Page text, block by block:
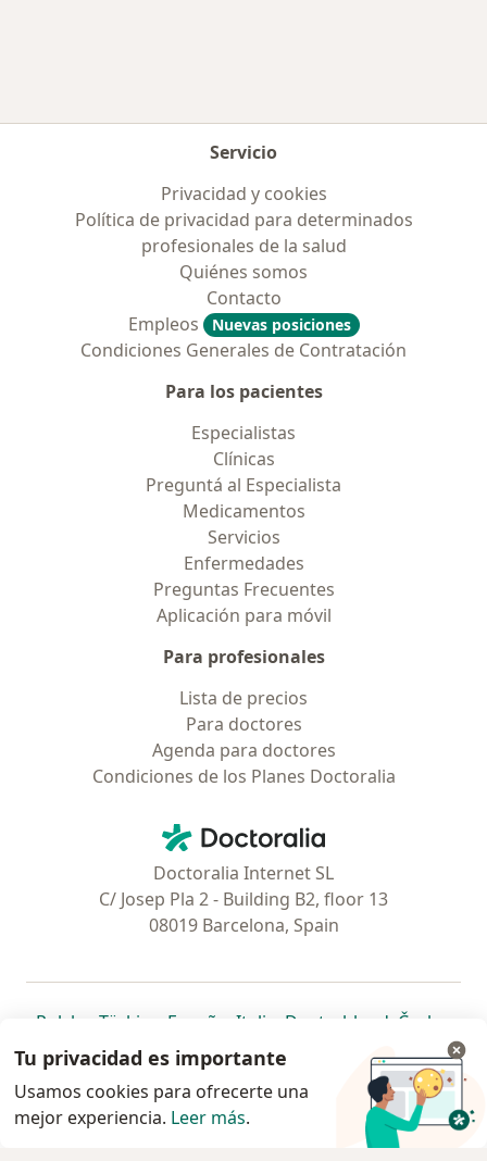
Servicio
Privacidad y cookies
Política de privacidad para determinados
profesionales de la salud
Quiénes somos
Contacto
Empleos
Nuevas posiciones
Condiciones Generales de Contratación
Para los pacientes
Especialistas
Clínicas
Preguntá al Especialista
Medicamentos
Servicios
Enfermedades
Preguntas Frecuentes
Aplicación para móvil
Para profesionales
Lista de precios
Para doctores
Agenda para doctores
Condiciones de los Planes Doctoralia
Doctoralia - Página de inicio
Doctoralia Internet SL
C/ Josep Pla 2 - Building B2, floor 13
08019 Barcelona, Spain
Polska se abre en una nueva pestaña
Türkiye se abre en una nueva pestaña
España se abre en una nueva pestaña
Italia se abre en una nueva
Deutschlandse abre en
Česko
Portugal
se abre en una nueva pestaña
México se abre en una nueva pestaña
Chile se abre en una nueva pestaña
Brasil se abre en una nueva
se abre en
se
se abre en una nueva
www.doctoraliar.com © 2026 - Encontrá tu
Tu privacidad es importante
Usamos cookies para ofrecerte una
mejor experiencia. Leer más.